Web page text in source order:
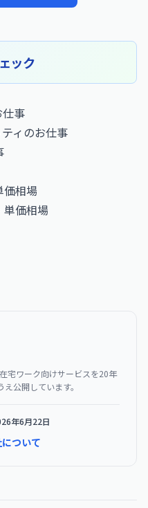
ック
事
ィのお仕事
価相場
単価相場
宅ワーク向けサービスを20年
公開しています。
年6月22日
ついて